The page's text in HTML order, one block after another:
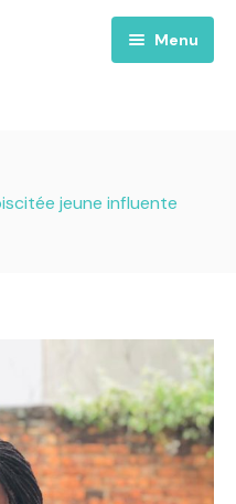
Menu
jeune influente